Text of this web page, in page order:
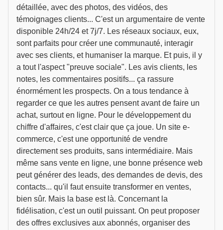
détaillée, avec des photos, des vidéos, des
témoignages clients... C'est un argumentaire de vente
disponible 24h/24 et 7j/7. Les réseaux sociaux, eux,
sont parfaits pour créer une communauté, interagir
avec ses clients, et humaniser la marque. Et puis, il y
a tout l'aspect "preuve sociale". Les avis clients, les
notes, les commentaires positifs... ça rassure
énormément les prospects. On a tous tendance à
regarder ce que les autres pensent avant de faire un
achat, surtout en ligne. Pour le développement du
chiffre d'affaires, c'est clair que ça joue. Un site e-
commerce, c'est une opportunité de vendre
directement ses produits, sans intermédiaire. Mais
même sans vente en ligne, une bonne présence web
peut générer des leads, des demandes de devis, des
contacts... qu'il faut ensuite transformer en ventes,
bien sûr. Mais la base est là. Concernant la
fidélisation, c'est un outil puissant. On peut proposer
des offres exclusives aux abonnés, organiser des